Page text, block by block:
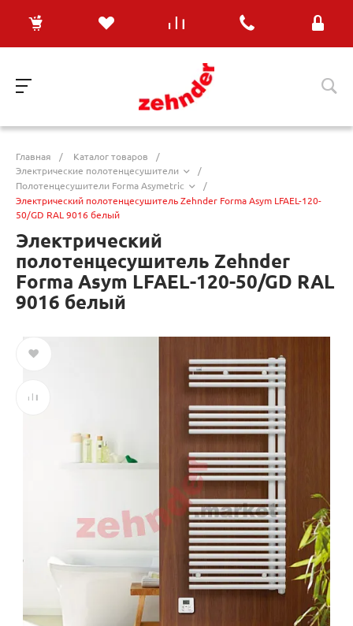
Главная / Каталог товаров
/
Электрические полотенцесушители
/
Полотенцесушители Forma Asymetric
/
Электрический полотенцесушитель Zehnder Forma Asym LFAEL-120-
50/GD RAL 9016 белый
Электрический
полотенцесушитель Zehnder
Forma Asym LFAEL-120-50/GD RAL
9016 белый